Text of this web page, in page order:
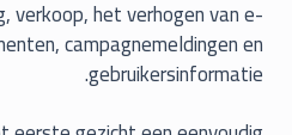
verkoop, het verhogen van e-
campagnemeldingen en
gebruikersinformatie.